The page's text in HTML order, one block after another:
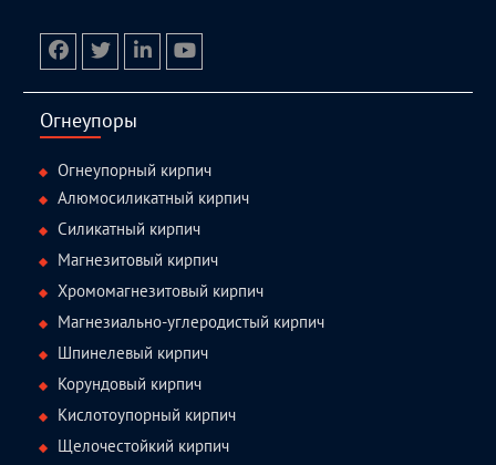
Огнеупоры
Огнеупорный кирпич
Алюмосиликатный кирпич
Силикатный кирпич
Магнезитовый кирпич
Хромомагнезитовый кирпич
Магнезиально-углеродистый кирпич
Шпинелевый кирпич
Корундовый кирпич
Кислотоупорный кирпич
Щелочестойкий кирпич